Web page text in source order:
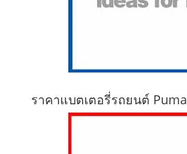
ราคาแบตเตอรี่รถยนต์ Puma